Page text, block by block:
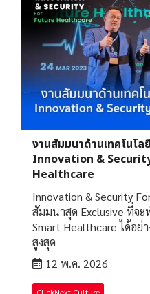
งานสัมมนาด้านเทคโนโ
Innovation &
Healthcare
Innovation & Security
สัมมนาสุด Exclusive ที่จ
Smart Healthcare ได้อ
สูงสุด
12 พ.ค. 2026